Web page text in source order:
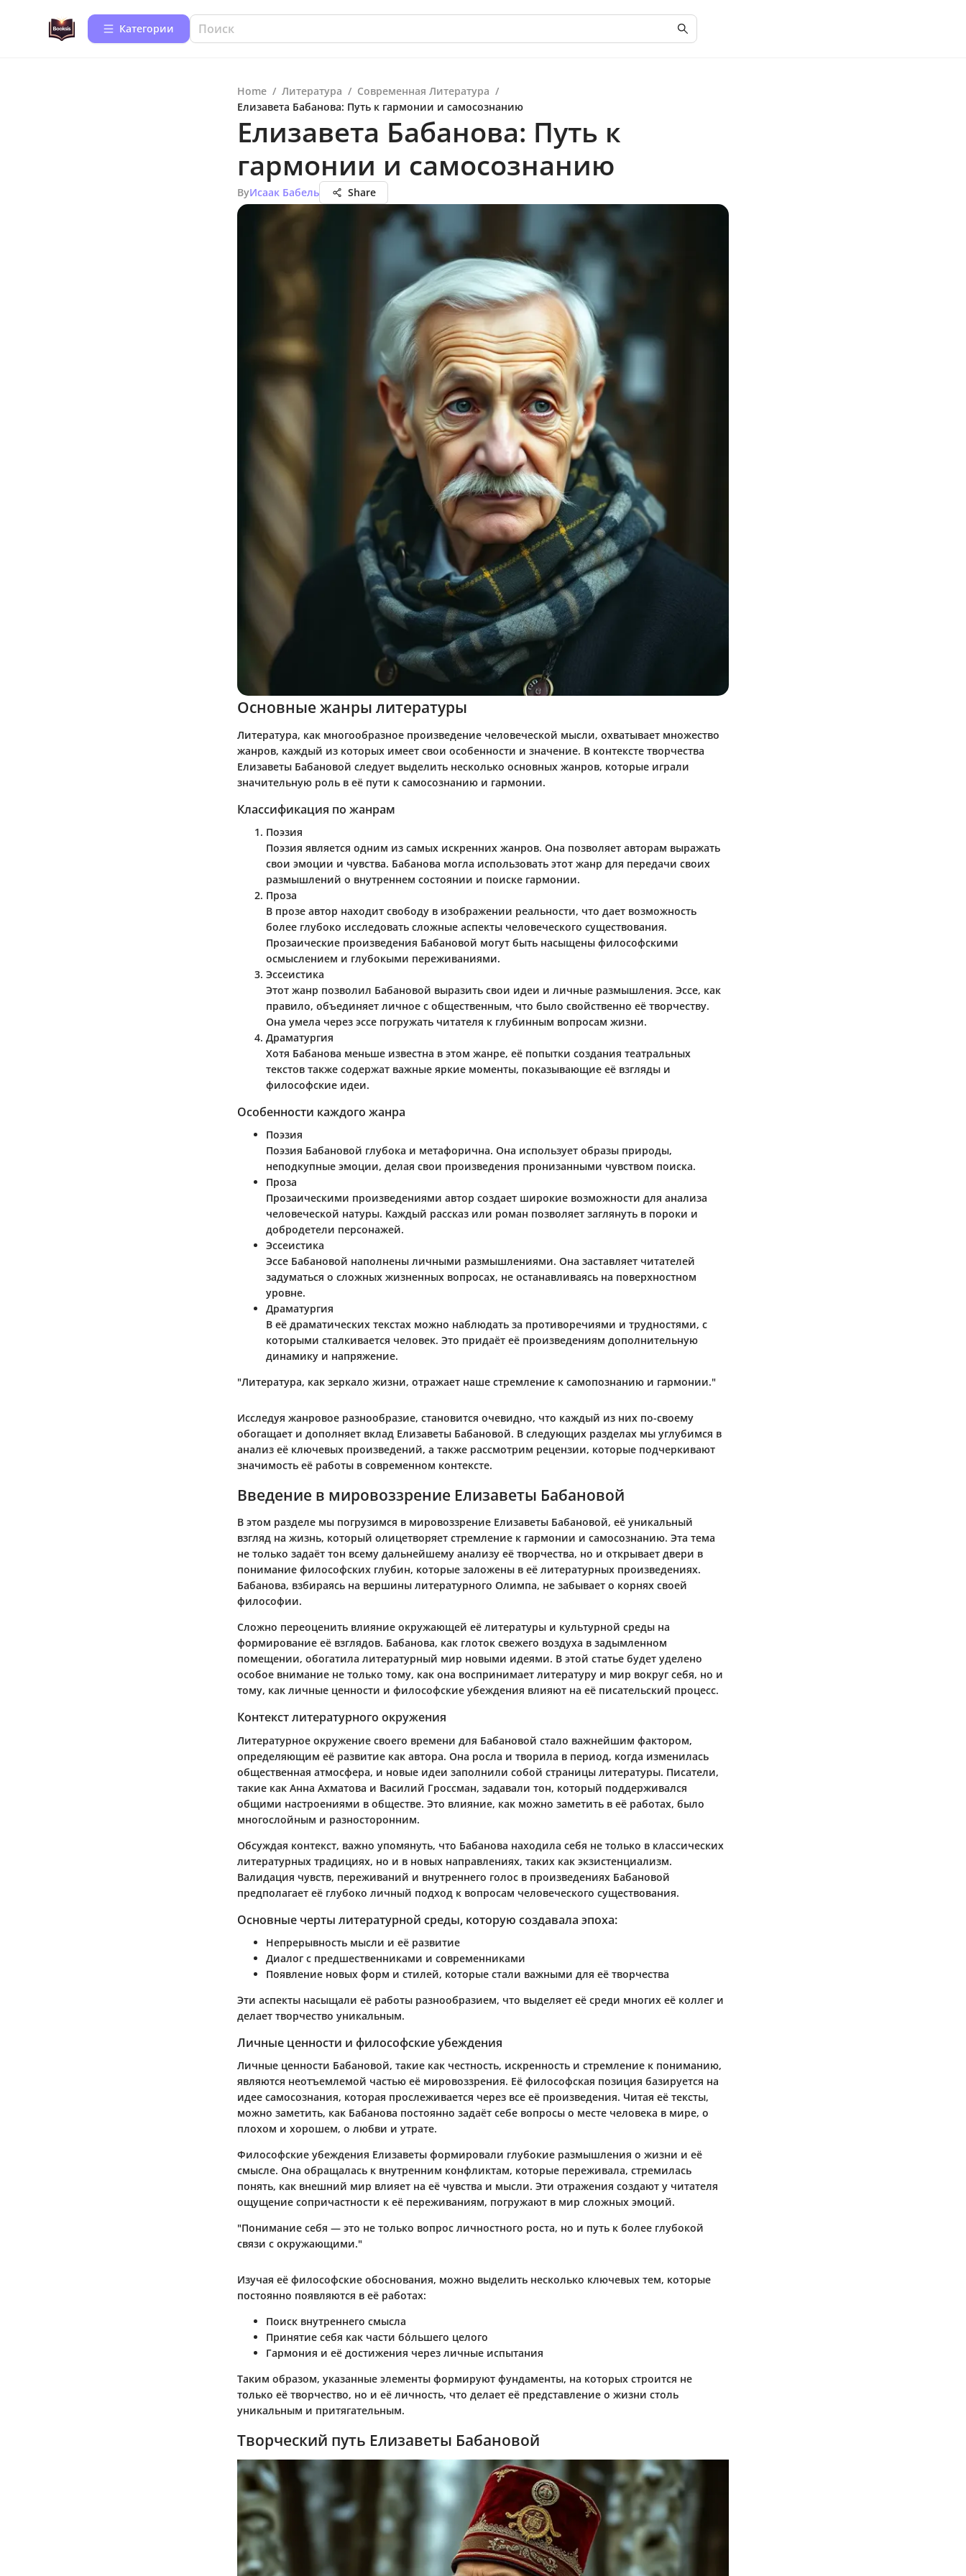
Категории
Home / Литература / Современная Литература /
Елизавета Бабанова: Путь к гармонии и самосознанию
Елизавета Бабанова: Путь к
гармонии и самосознанию
ByИсаак Бабель Share
Основные жанры литературы
Литература, как многообразное произведение человеческой мысли, охватывает множество
жанров, каждый из которых имеет свои особенности и значение. В контексте творчества
Елизаветы Бабановой следует выделить несколько основных жанров, которые играли
значительную роль в её пути к самосознанию и гармонии.
Классификация по жанрам
Поэзия
Поэзия является одним из самых искренних жанров. Она позволяет авторам выражать
свои эмоции и чувства. Бабанова могла использовать этот жанр для передачи своих
размышлений о внутреннем состоянии и поиске гармонии.
Проза
В прозе автор находит свободу в изображении реальности, что дает возможность
более глубоко исследовать сложные аспекты человеческого существования.
Прозаические произведения Бабановой могут быть насыщены философскими
осмыслением и глубокыми переживаниями.
Эссеистика
Этот жанр позволил Бабановой выразить свои идеи и личные размышления. Эссе, как
правило, объединяет личное с общественным, что было свойственно её творчеству.
Она умела через эссе погружать читателя к глубинным вопросам жизни.
Драматургия
Хотя Бабанова меньше известна в этом жанре, её попытки создания театральных
текстов также содержат важные яркие моменты, показывающие её взгляды и
философские идеи.
Особенности каждого жанра
Поэзия
Поэзия Бабановой глубока и метафорична. Она использует образы природы,
неподкупные эмоции, делая свои произведения пронизанными чувством поиска.
Проза
Прозаическими произведениями автор создает широкие возможности для анализа
человеческой натуры. Каждый рассказ или роман позволяет заглянуть в пороки и
добродетели персонажей.
Эссеистика
Эссе Бабановой наполнены личными размышлениями. Она заставляет читателей
задуматься о сложных жизненных вопросах, не останавливаясь на поверхностном
уровне.
Драматургия
В её драматических текстах можно наблюдать за противоречиями и трудностями, с
которыми сталкивается человек. Это придаёт её произведениям дополнительную
динамику и напряжение.
"Литература, как зеркало жизни, отражает наше стремление к самопознанию и гармонии."
Исследуя жанровое разнообразие, становится очевидно, что каждый из них по-своему
обогащает и дополняет вклад Елизаветы Бабановой. В следующих разделах мы углубимся в
анализ её ключевых произведений, а также рассмотрим рецензии, которые подчеркивают
значимость её работы в современном контексте.
Введение в мировоззрение Елизаветы Бабановой
В этом разделе мы погрузимся в мировоззрение Елизаветы Бабановой, её уникальный
взгляд на жизнь, который олицетворяет стремление к гармонии и самосознанию. Эта тема
не только задаёт тон всему дальнейшему анализу её творчества, но и открывает двери в
понимание философских глубин, которые заложены в её литературных произведениях.
Бабанова, взбираясь на вершины литературного Олимпа, не забывает о корнях своей
философии.
Сложно переоценить влияние окружающей её литературы и культурной среды на
формирование её взглядов. Бабанова, как глоток свежего воздуха в задымленном
помещении, обогатила литературный мир новыми идеями. В этой статье будет уделено
особое внимание не только тому, как она воспринимает литературу и мир вокруг себя, но и
тому, как личные ценности и философские убеждения влияют на её писательский процесс.
Контекст литературного окружения
Литературное окружение своего времени для Бабановой стало важнейшим фактором,
определяющим её развитие как автора. Она росла и творила в период, когда изменилась
общественная атмосфера, и новые идеи заполнили собой страницы литературы. Писатели,
такие как Анна Ахматова и Василий Гроссман, задавали тон, который поддерживался
общими настроениями в обществе. Это влияние, как можно заметить в её работах, было
многослойным и разносторонним.
Обсуждая контекст, важно упомянуть, что Бабанова находила себя не только в классических
литературных традициях, но и в новых направлениях, таких как экзистенциализм.
Валидация чувств, переживаний и внутреннего голос в произведениях Бабановой
предполагает её глубоко личный подход к вопросам человеческого существования.
Основные черты литературной среды, которую создавала эпоха:
Непрерывность мысли и её развитие
Диалог с предшественниками и современниками
Появление новых форм и стилей, которые стали важными для её творчества
Эти аспекты насыщали её работы разнообразием, что выделяет её среди многих её коллег и
делает творчество уникальным.
Личные ценности и философские убеждения
Личные ценности Бабановой, такие как честность, искренность и стремление к пониманию,
являются неотъемлемой частью её мировоззрения. Её философская позиция базируется на
идее самосознания, которая прослеживается через все её произведения. Читая её тексты,
можно заметить, как Бабанова постоянно задаёт себе вопросы о месте человека в мире, о
плохом и хорошем, о любви и утрате.
Философские убеждения Елизаветы формировали глубокие размышления о жизни и её
смысле. Она обращалась к внутренним конфликтам, которые переживала, стремилась
понять, как внешний мир влияет на её чувства и мысли. Эти отражения создают у читателя
ощущение сопричастности к её переживаниям, погружают в мир сложных эмоций.
"Понимание себя — это не только вопрос личностного роста, но и путь к более глубокой
связи с окружающими."
Изучая её философские обоснования, можно выделить несколько ключевых тем, которые
постоянно появляются в её работах:
Поиск внутреннего смысла
Принятие себя как части бóльшего целого
Гармония и её достижения через личные испытания
Таким образом, указанные элементы формируют фундаменты, на которых строится не
только её творчество, но и её личность, что делает её представление о жизни столь
уникальным и притягательным.
Творческий путь Елизаветы Бабановой